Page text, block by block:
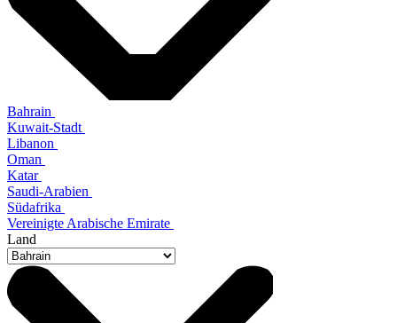
Bahrain
Kuwait-Stadt
Libanon
Oman
Katar
Saudi-Arabien
Südafrika
Vereinigte Arabische Emirate
Land